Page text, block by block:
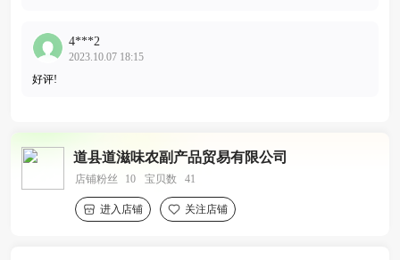
4***2
2023.10.07 18:15
好评!
道县道滋味农副产品贸易有限公司
店铺粉丝 10 宝贝数 41
进入店铺 关注店铺